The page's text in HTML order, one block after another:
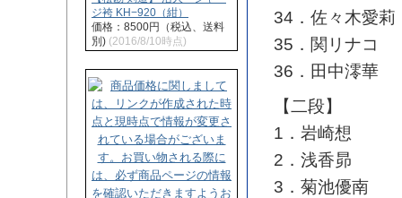
34．佐々木愛莉
35．関リナコ
36．田中澪華
【二段】
1．岩崎想
2．浅香昴
3．菊池優南
ジ袴 KH−920（紺）
価格：8500円（税込、送料
別) (2016/8/10時点)